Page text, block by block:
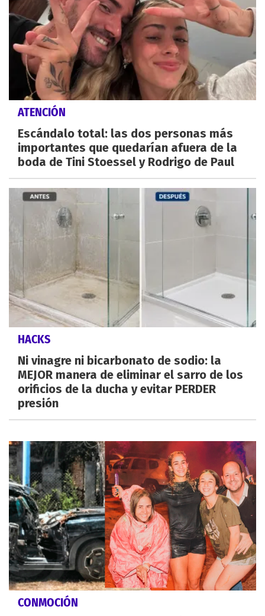
ATENCIÓN
Escándalo total: las dos personas más
importantes que quedarían afuera de la
boda de Tini Stoessel y Rodrigo de Paul
HACKS
Ni vinagre ni bicarbonato de sodio: la
MEJOR manera de eliminar el sarro de los
orificios de la ducha y evitar PERDER
presión
CONMOCIÓN